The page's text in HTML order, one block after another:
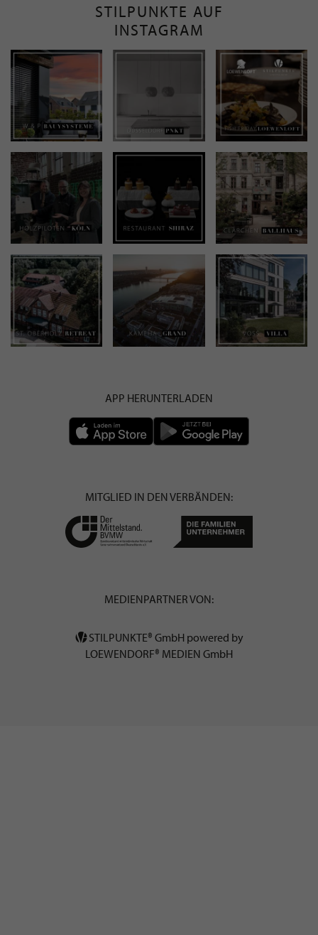
STILPUNKTE AUF
INSTAGRAM
APP HERUNTERLADEN
MITGLIED IN DEN VERBÄNDEN:
MEDIENPARTNER VON:
STILPUNKTE® GmbH powered by
LOEWENDORF® MEDIEN GmbH